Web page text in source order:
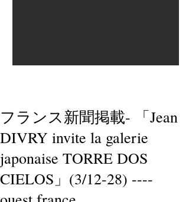
フランス新聞掲載- 「Jean
DIVRY invite la galerie
japonaise TORRE DOS
CIELOS」(3/12-28) ----